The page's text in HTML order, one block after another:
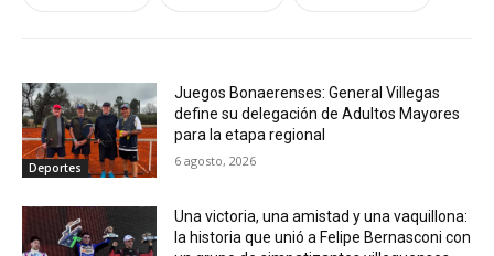
Deportes
Juegos Bonaerenses: General Villegas
define su delegación de Adultos Mayores
para la etapa regional
6 agosto, 2026
Una victoria, una amistad y una vaquillona:
la historia que unió a Felipe Bernasconi con